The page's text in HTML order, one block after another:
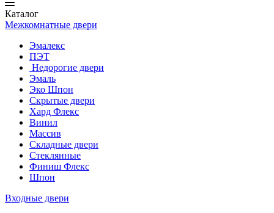
Каталог
Межкомнатные двери
Эмалекс
ПЭТ
Недорогие двери
Эмаль
Эко Шпон
Скрытые двери
Хард Флекс
Винил
Массив
Складные двери
Стеклянные
Финиш Флекс
Шпон
Входные двери